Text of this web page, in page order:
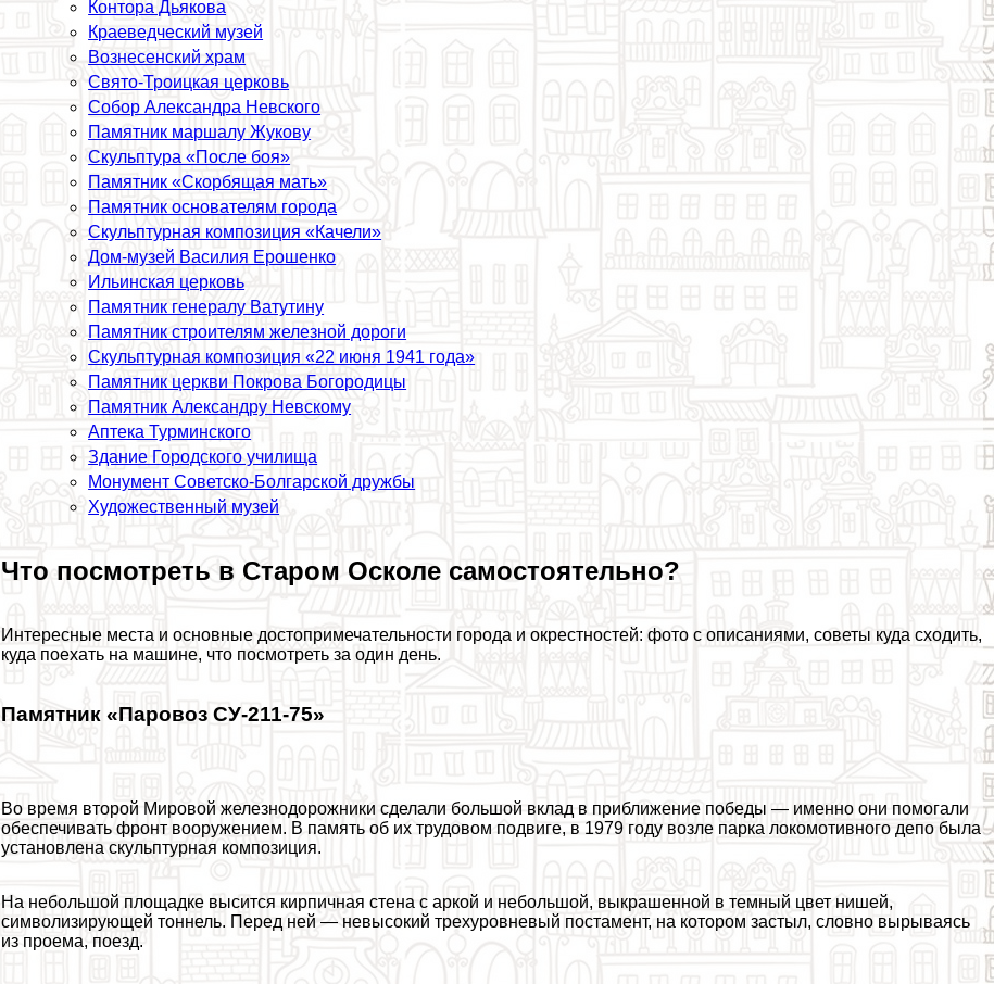
Контора Дьякова
Краеведческий музей
Вознесенский храм
Свято-Троицкая церковь
Собор Александра Невского
Памятник маршалу Жукову
Скульптура «После боя»
Памятник «Скорбящая мать»
Памятник основателям города
Скульптурная композиция «Качели»
Дом-музей Василия Ерошенко
Ильинская церковь
Памятник генералу Ватутину
Памятник строителям железной дороги
Скульптурная композиция «22 июня 1941 года»
Памятник церкви Покрова Богородицы
Памятник Александру Невскому
Аптека Турминского
Здание Городского училища
Монумент Советско-Болгарской дружбы
Художественный музей
Что посмотреть в Старом Осколе самостоятельно?
Интересные места и основные достопримечательности города и окрестностей: фото с описаниями, советы куда сходить,
куда поехать на машине, что посмотреть за один день.
Памятник «Паровоз СУ-211-75»
Во время второй Мировой железнодорожники сделали большой вклад в приближение победы — именно они помогали
обеспечивать фронт вооружением. В память об их трудовом подвиге, в 1979 году возле парка локомотивного депо была
установлена скульптурная композиция.
На небольшой площадке высится кирпичная стена с аркой и небольшой, выкрашенной в темный цвет нишей,
символизирующей тоннель. Перед ней — невысокий трехуровневый постамент, на котором застыл, словно вырываясь
из проема, поезд.